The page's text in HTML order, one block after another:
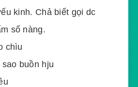
kinh. Chả biết gọi dc
số nàng.
chìu
buồn hju